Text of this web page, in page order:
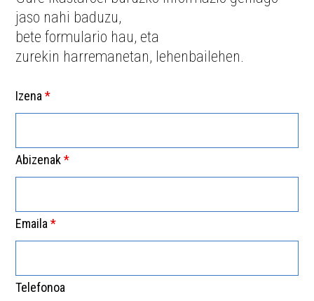
jaso nahi baduzu,
bete formulario hau, eta
zurekin harremanetan, lehenbailehen.
Izena*
Abizenak*
Emaila*
Telefonoa